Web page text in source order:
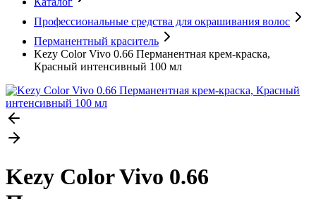
Профессиональные средства для окрашивания волос
Перманентный краситель
Kezy Color Vivo 0.66 Перманентная крем-краска,
Красный интенсивный 100 мл
Kezy Color Vivo 0.66